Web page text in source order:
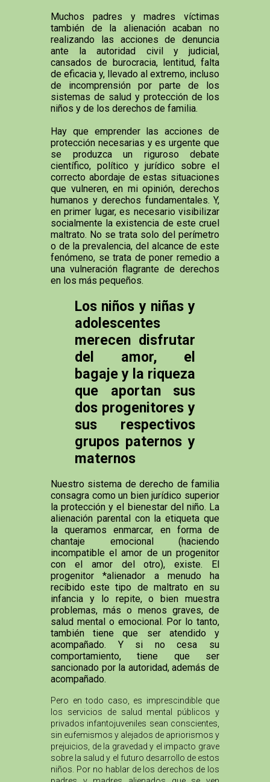
Muchos padres y madres víctimas
también de la alienación acaban no
realizando las acciones de denuncia
ante la autoridad civil y judicial,
cansados de burocracia, lentitud, falta
de eficacia y, llevado al extremo, incluso
de incomprensión por parte de los
sistemas de salud y protección de los
niños y de los derechos de familia.
Hay que emprender las acciones de
protección necesarias y es urgente que
se produzca un riguroso debate
científico, político y jurídico sobre el
correcto abordaje de estas situaciones
que vulneren, en mi opinión, derechos
humanos y derechos fundamentales. Y,
en primer lugar, es necesario visibilizar
socialmente la existencia de este cruel
maltrato. No se trata solo del perímetro
o de la prevalencia, del alcance de este
fenómeno, se trata de poner remedio a
una vulneración flagrante de derechos
en los más pequeños.
Los niños y niñas y
adolescentes
merecen disfrutar
del amor, el
bagaje y la riqueza
que aportan sus
dos progenitores y
sus respectivos
grupos paternos y
maternos
Nuestro sistema de derecho de familia
consagra como un bien jurídico superior
la protección y el bienestar del niño. La
alienación parental con la etiqueta que
la queramos enmarcar, en forma de
chantaje emocional (haciendo
incompatible el amor de un progenitor
con el amor del otro), existe. El
progenitor *alienador a menudo ha
recibido este tipo de maltrato en su
infancia y lo repite, o bien muestra
problemas, más o menos graves, de
salud mental o emocional. Por lo tanto,
también tiene que ser atendido y
acompañado. Y si no cesa su
comportamiento, tiene que ser
sancionado por la autoridad, además de
acompañado.
Pero en todo caso, es imprescindible que
los servicios de salud mental públicos y
privados infantojuveniles sean conscientes,
sin eufemismos y alejados de apriorismos y
prejuicios, de la gravedad y el impacto grave
sobre la salud y el futuro desarrollo de estos
niños. Por no hablar de los derechos de los